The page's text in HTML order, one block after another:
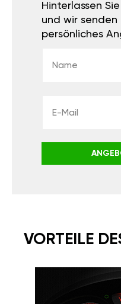
Hinterlassen
und wir senden
persönliches
VORTEILE